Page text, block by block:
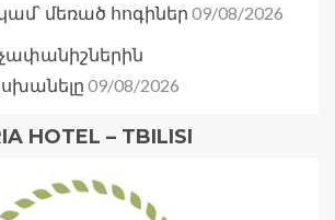
մեռած հոգիներ 09/08/2026
09/08/2026
HOTEL – TBILISI